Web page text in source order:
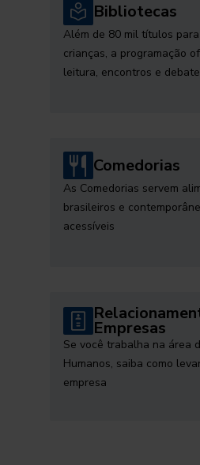
Bibliotecas
Além de 80 mil títulos
crianças, a programação
leitura, encontros e
Comedorias
As Comedorias servem
brasileiros e
acessíveis
Empresas
Se você trabalha na área
Humanos, saiba como
empresa